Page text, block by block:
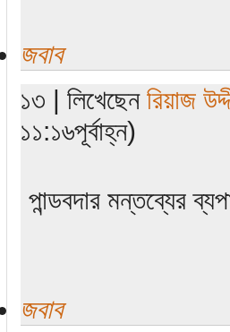
জবাব
১৩ | লিখেছেনরিয়াজ
১১:১৬পূর্বাহ্ন)
পান্ডবদার মন্তব্যের
জবাব